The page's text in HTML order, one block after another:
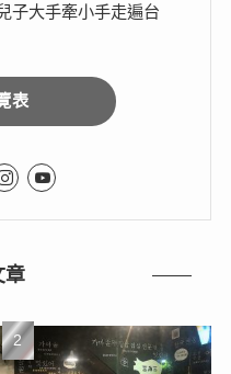
子大手牽小手走遍台
表
章